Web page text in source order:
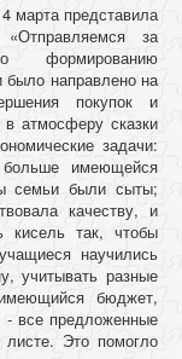
марта представила
за
формированию
было направлено на
покупок и
атмосферу сказки
задачи:
больше имеющейся
семьи были сыты;
качеству, и
кисель так, чтобы
научились
учитывать разные
бюджет,
- все предложенные
листе. Это помогло